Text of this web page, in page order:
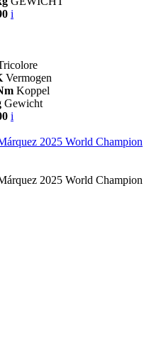
i
Vermogen
Koppel
Gewicht
i
2025 World Champion
2025 World Champion